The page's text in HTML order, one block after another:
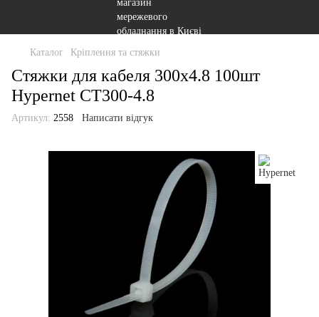
Каталог Кріплення та стяжки
Стяжки для кабеля 300x4.8 100шт
Hypernet CT300-4.8
Артикул: 2558 Написати відгук